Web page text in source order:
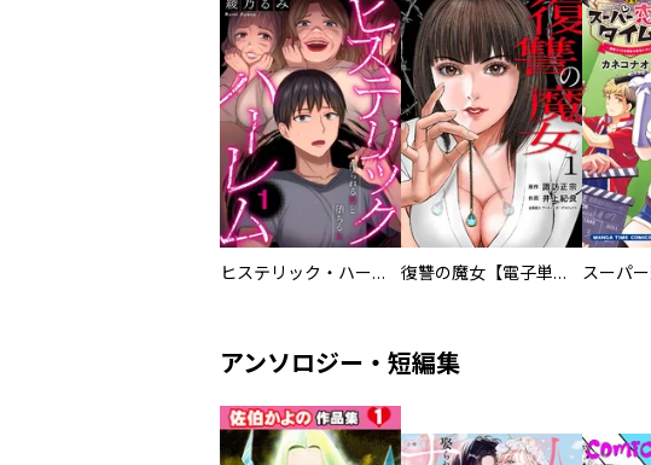
ヒステリック・ハーレム～搾られる男と堕ちる女～【電子単行本版】 復讐の魔女【電子単行本版】
アンソロジー・短編集